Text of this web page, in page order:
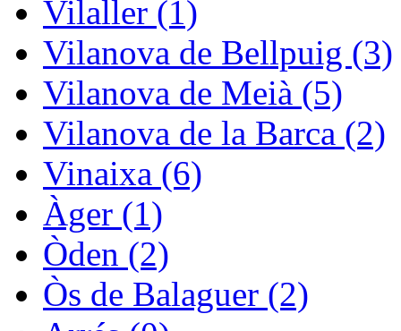
Vilaller (1)
Vilanova de Bellpuig (3)
Vilanova de Meià (5)
Vilanova de la Barca (2)
Vinaixa (6)
Àger (1)
Òden (2)
Òs de Balaguer (2)